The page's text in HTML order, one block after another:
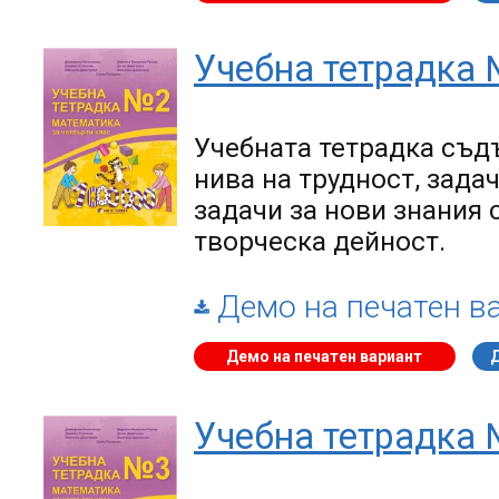
Учебна
Учебната тетрадка
нива на трудност,
задачи за нови знания
творческа дейност.
Демо на печатен
Демо на печатен вариант
Учебна